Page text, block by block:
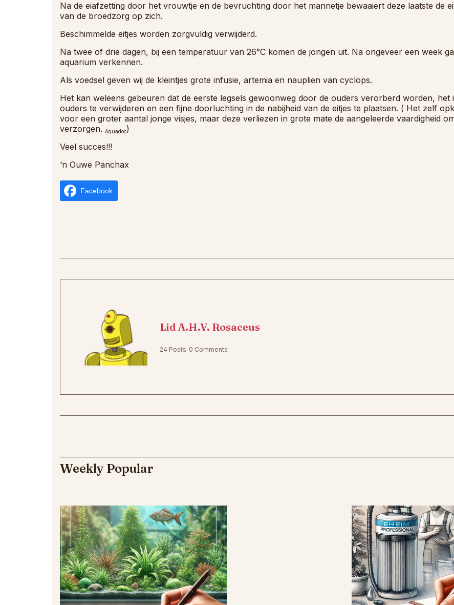
Na de eiafzetting door het vrouwtje en de bevruchting door het mannetje bewaaiert deze laatste de
van de broedzorg op zich.
Beschimmelde eitjes worden zorgvuldig verwijderd.
Na twee of drie dagen, bij een temperatuur van 26°C komen de jongen uit. Na ongeveer een week
aquarium verkennen.
Als voedsel geven wij de kleintjes grote infusie, artemia en nauplien van cyclops.
Het kan weleens gebeuren dat de eerste legsels gewoonweg door de ouders verorberd worden,
ouders te verwijderen en een fijne doorluchting in de nabijheid van de eitjes te plaatsen. ( Het zelf
voor een groter aantal jonge visjes, maar deze verliezen in grote mate de aangeleerde vaardigheid
verzorgen. Aquadoc)
Veel succes!!!
‘n Ouwe Panchax
Facebook
Lid A.H.V. Rosaceus
24 Posts 0 Comments
Weekly Popular